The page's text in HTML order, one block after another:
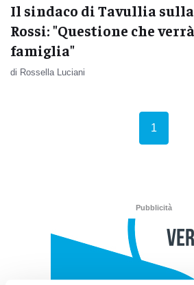
Il sindaco di Tavullia
Rossi: "Questione che
famiglia"
di Rossella Luciani
1
Pubblicità